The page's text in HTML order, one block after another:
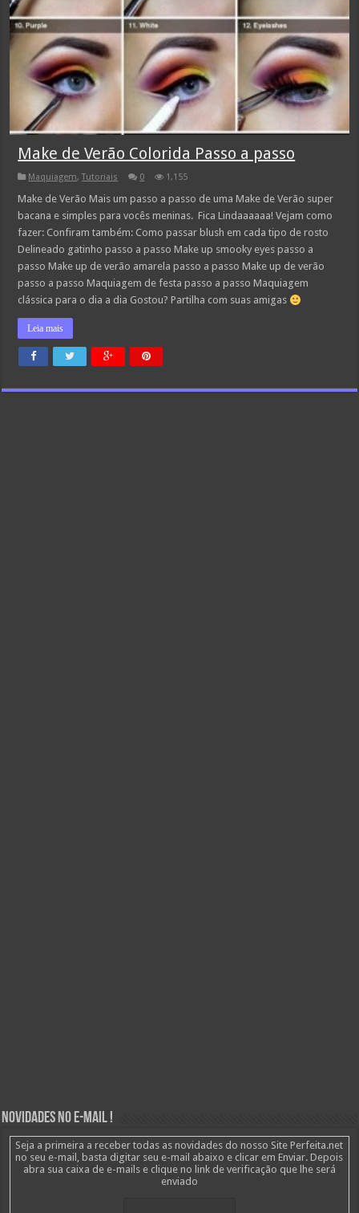
Make de Verão Colorida Passo a passo
Maquiagem,Tutoriais 0 1,155
Make de Verão Mais um passo a passo de uma Make de Verão super
bacana e simples para vocês meninas. Fica Lindaaaaaa! Vejam como
fazer: Confiram também: Como passar blush em cada tipo de rosto
Delineado gatinho passo a passo Make up smooky eyes passo a
passo Make up de verão amarela passo a passo Make up de verão
passo a passo Maquiagem de festa passo a passo Maquiagem
clássica para o dia a dia Gostou? Partilha com suas amigas
Leia mais
Novidades no E-mail !
Seja a primeira a receber todas as novidades do nosso Site Perfeita.net
no seu e-mail, basta digitar seu e-mail abaixo e clicar em Enviar. Depois
abra sua caixa de e-mails e clique no link de verificação que lhe será
enviado